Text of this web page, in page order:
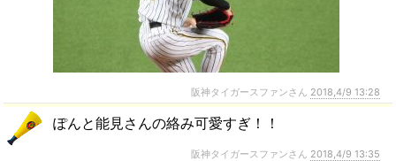
阪神タイガースファンさん 2018,4/9 13:28
ぽんと能見さんの絡み可愛すぎ！！
阪神タイガースファンさん 2018,4/9 13:35